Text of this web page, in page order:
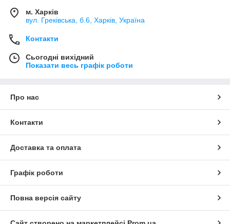
м. Харків
вул. Греківська, б.6, Харків, Україна
Контакти
Сьогодні вихідний
Показати весь графік роботи
Про нас
Контакти
Доставка та оплата
Графік роботи
Повна версія сайту